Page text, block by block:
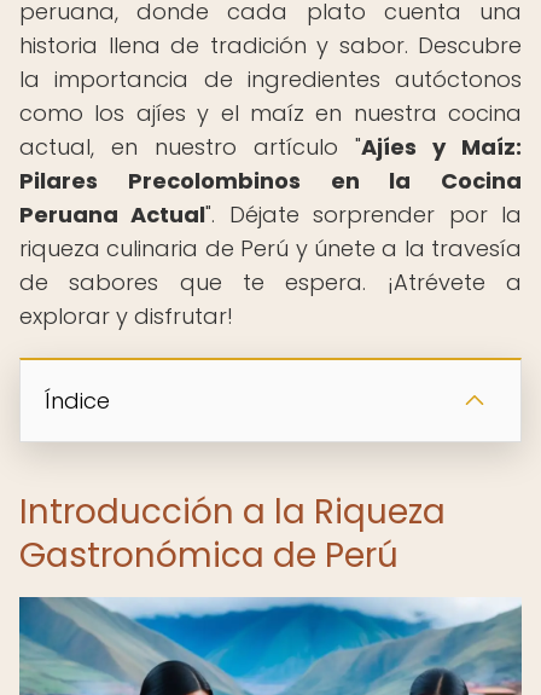
peruana, donde cada plato cuenta una
historia llena de tradición y sabor. Descubre
la importancia de ingredientes autóctonos
como los ajíes y el maíz en nuestra cocina
actual, en nuestro artículo "Ajíes y Maíz:
Pilares Precolombinos en la Cocina
Peruana Actual". Déjate sorprender por la
riqueza culinaria de Perú y únete a la travesía
de sabores que te espera. ¡Atrévete a
explorar y disfrutar!
Índice
Introducción a la Riqueza
Gastronómica de Perú